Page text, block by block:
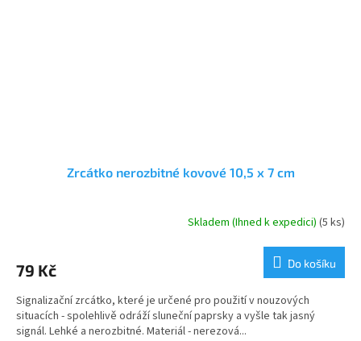
Zrcátko nerozbitné kovové 10,5 x 7 cm
je
z
5
hvězdiček.
Skladem (Ihned k expedici)(5 ks)
79 Kč Do košíku
Signalizační zrcátko, které je určené pro použití v nouzových
situacích - spolehlivě odráží sluneční paprsky a vyšle tak jasný
signál. Lehké a nerozbitné. Materiál - nerezová...